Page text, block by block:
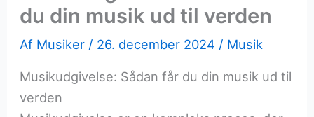
du din musik ud til verden
Af Musiker / 26. december 2024 / Musik
Musikudgivelse: Sådan får du din musik ud til
verden